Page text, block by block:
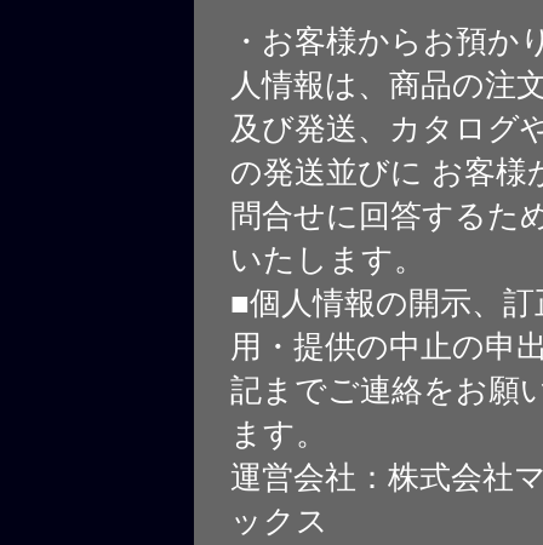
・お客様からお預か
人情報は、商品の注
及び発送、カタログ
の発送並びに お客様
問合せに回答するた
いたします。
■個人情報の開示、
用・提供の中止の申
記までご連絡をお願
ます。
運営会社：株式会社
ックス